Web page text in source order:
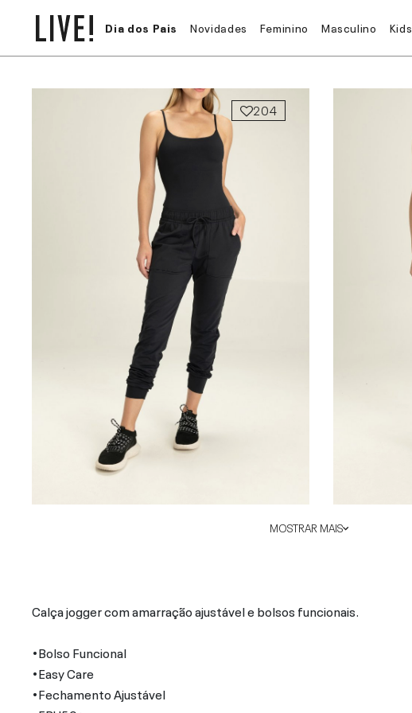
Dia dos Pais Novidades Feminino Masculino Kids
204
MOSTRAR MAIS
Calça jogger com amarração ajustável e bolsos funcionais.
•Bolso Funcional
•Easy Care
•Fechamento Ajustável